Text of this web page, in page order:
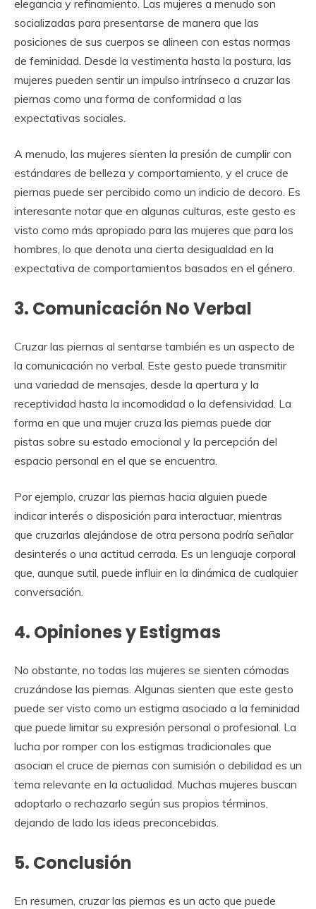
elegancia y refinamiento. Las mujeres a menudo son
socializadas para presentarse de manera que las
posiciones de sus cuerpos se alineen con estas normas
de feminidad. Desde la vestimenta hasta la postura, las
mujeres pueden sentir un impulso intrínseco a cruzar las
piernas como una forma de conformidad a las
expectativas sociales.
A menudo, las mujeres sienten la presión de cumplir con
estándares de belleza y comportamiento, y el cruce de
piernas puede ser percibido como un indicio de decoro. Es
interesante notar que en algunas culturas, este gesto es
visto como más apropiado para las mujeres que para los
hombres, lo que denota una cierta desigualdad en la
expectativa de comportamientos basados en el género.
3. Comunicación No Verbal
Cruzar las piernas al sentarse también es un aspecto de
la comunicación no verbal. Este gesto puede transmitir
una variedad de mensajes, desde la apertura y la
receptividad hasta la incomodidad o la defensividad. La
forma en que una mujer cruza las piernas puede dar
pistas sobre su estado emocional y la percepción del
espacio personal en el que se encuentra.
Por ejemplo, cruzar las piernas hacia alguien puede
indicar interés o disposición para interactuar, mientras
que cruzarlas alejándose de otra persona podría señalar
desinterés o una actitud cerrada. Es un lenguaje corporal
que, aunque sutil, puede influir en la dinámica de cualquier
conversación.
4. Opiniones y Estigmas
No obstante, no todas las mujeres se sienten cómodas
cruzándose las piernas. Algunas sienten que este gesto
puede ser visto como un estigma asociado a la feminidad
que puede limitar su expresión personal o profesional. La
lucha por romper con los estigmas tradicionales que
asocian el cruce de piernas con sumisión o debilidad es un
tema relevante en la actualidad. Muchas mujeres buscan
adoptarlo o rechazarlo según sus propios términos,
dejando de lado las ideas preconcebidas.
5. Conclusión
En resumen, cruzar las piernas es un acto que puede